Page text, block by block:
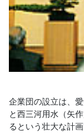
企業団の設立は、
と西三河用水（矢
るという壮大な計